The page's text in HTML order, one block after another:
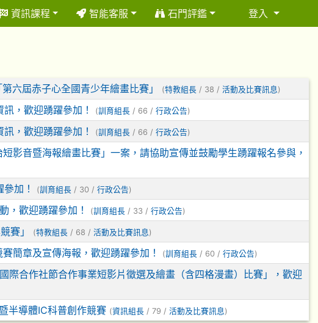
資訊課程 智能客服 石門評鑑 登入
六屆赤子心全國青少年繪畫比賽」 (特教組長/ 38 / 活動及比賽訊息)
，歡迎踴躍參加！ (訓育組長/ 66 / 行政公告)
，歡迎踴躍參加！ (訓育組長/ 66 / 行政公告)
影音暨海報繪畫比賽」一案，請協助宣傳並鼓勵學生踴躍報名參與，
加！ (訓育組長/ 30 / 行政公告)
，歡迎踴躍參加！ (訓育組長/ 33 / 行政公告)
賽」 (特教組長/ 68 / 活動及比賽訊息)
簡章及宣傳海報，歡迎踴躍參加！ (訓育組長/ 60 / 行政公告)
際合作社節合作事業短影片徵選及繪畫（含四格漫畫）比賽」，歡迎
半導體IC科普創作競賽 (資訊組長/ 79 / 活動及比賽訊息)